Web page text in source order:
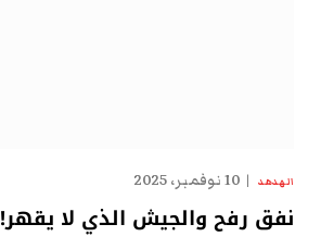
الهدهد 10 نوفمبر، 2025
نفق رفح والجيش الذي لا يقهر!